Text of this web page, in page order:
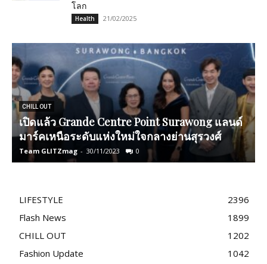
โลก
Health 21/02/2025
CHILL OUT
เปิดแล้ว Grande Centre Point Surawong แลนด์
มาร์คเหนือระดับแห่งใหม่ใจกลางย่านสุรวงศ์
Team GLITZmag - 30/11/2023 0
LIFESTYLE
2396
Flash News
1899
CHILL OUT
1202
Fashion Update
1042